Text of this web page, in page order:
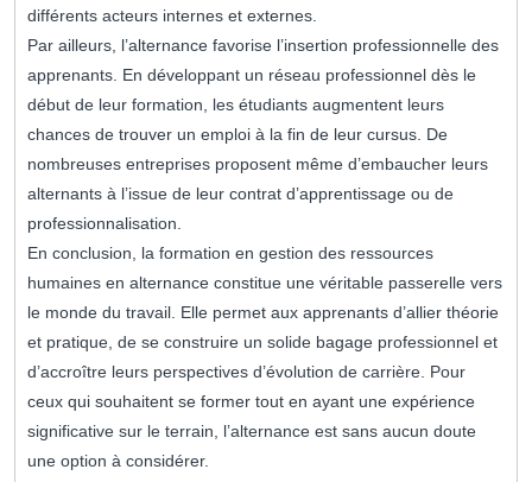
différents acteurs internes et externes.
Par ailleurs, l’alternance favorise l’insertion professionnelle des
apprenants. En développant un réseau professionnel dès le
début de leur formation, les étudiants augmentent leurs
chances de trouver un emploi à la fin de leur cursus. De
nombreuses entreprises proposent même d’embaucher leurs
alternants à l’issue de leur contrat d’apprentissage ou de
professionnalisation.
En conclusion, la formation en gestion des ressources
humaines en alternance constitue une véritable passerelle vers
le monde du travail. Elle permet aux apprenants d’allier théorie
et pratique, de se construire un solide bagage professionnel et
d’accroître leurs perspectives d’évolution de carrière. Pour
ceux qui souhaitent se former tout en ayant une expérience
significative sur le terrain, l’alternance est sans aucun doute
une option à considérer.